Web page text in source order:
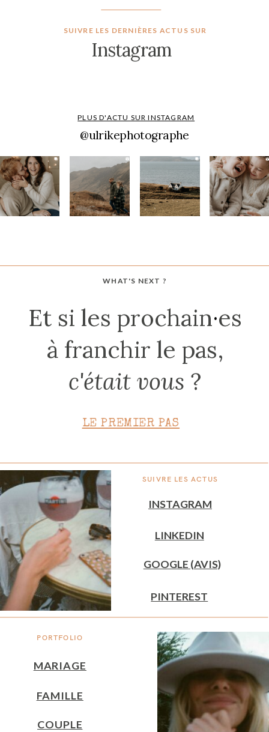
SUIVRE LES DERNIÈRES ACTUS SUR
Instagram
PLUS D'ACTU SUR INSTAGRAM
@ulrikephotographe
WHAT'S NEXT ?
PORTFOLIO
SUIVRE LES ACTUS
Et si les prochain·es
à franchir le pas,
c'était vous ?
MARIAGE
INSTAGRAM
GOOGLE (AVIS)
FAMILLE
PINTEREST
COUPLE
LINKEDIN
LE PREMIER PAS